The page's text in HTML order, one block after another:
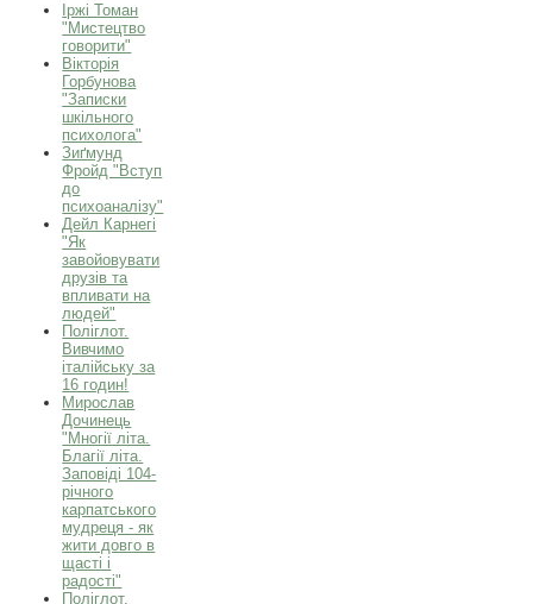
Іржі Томан
"Мистецтво
говорити"
Вікторія
Горбунова
"Записки
шкільного
психолога"
Зиґмунд
Фройд "Вступ
до
психоаналізу"
Дейл Карнегі
"Як
завойовувати
друзів та
впливати на
людей"
Поліглот.
Вивчимо
італійську за
16 годин!
Мирослав
Дочинець
"Многії літа.
Благії літа.
Заповіді 104-
річного
карпатського
мудреця - як
жити довго в
щасті і
радості"
Поліглот.